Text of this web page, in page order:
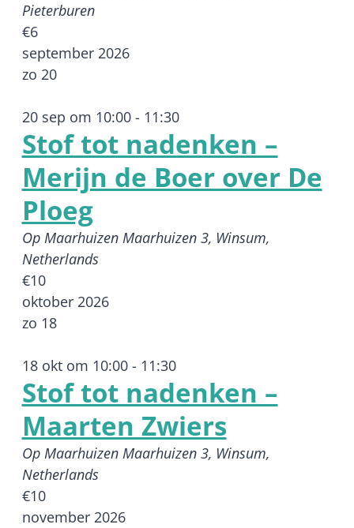
Pieterburen
€6
september 2026
zo 20
20 sep om 10:00- 11:30
Stof tot nadenken –
Merijn de Boer over De
Ploeg
Op Maarhuizen Maarhuizen 3, Winsum,
Netherlands
€10
oktober 2026
zo 18
18 okt om 10:00- 11:30
Stof tot nadenken –
Maarten Zwiers
Op Maarhuizen Maarhuizen 3, Winsum,
Netherlands
€10
november 2026